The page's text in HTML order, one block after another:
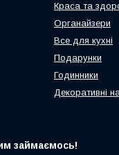
Краса та
Органайзери
Все для кухні
Подарунки
Годинники
Декоративні
займаємось!